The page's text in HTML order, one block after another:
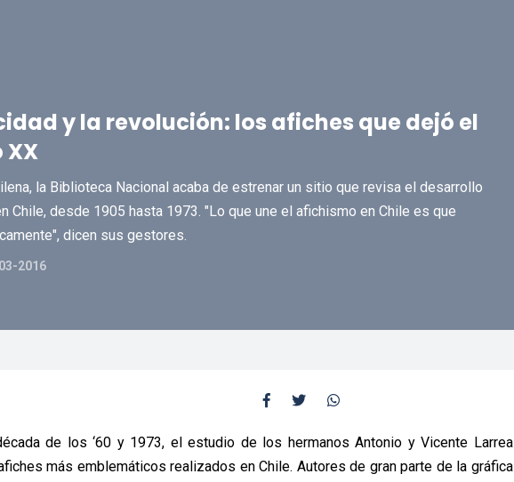
y la revolución: los afiches que dejó el
XX
la Biblioteca Nacional acaba de estrenar un sitio que revisa el desarrollo
Chile, desde 1905 hasta 1973. "Lo que une el afichismo en Chile es que
dicen sus gestores.
2016
de los ‘60 y 1973, el estudio de los hermanos Antonio y Vicente Larrea
más emblemáticos realizados en Chile. Autores de gran parte de la gráfica